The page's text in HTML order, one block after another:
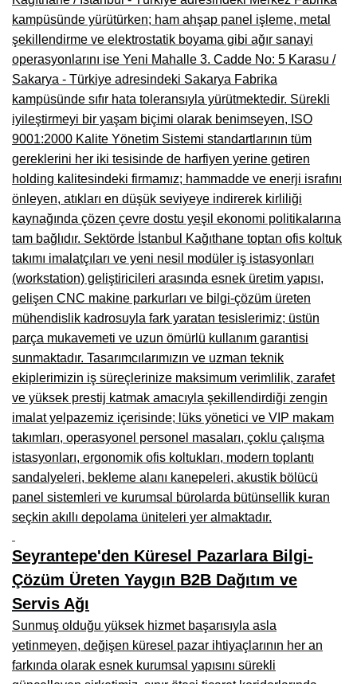
Çanakkale Mobilyacılar, Mobilya Fabrikaları, Mağazaları
Karabağlar Mobilyacıları, Mobilya İmalatçıları, Firmaları
Aydın Mobilya Mağazaları, Firmaları, Dekorasyon Firmaları
Bilecik Mobilyacılar, Mobilya İmalatçıları, Mağazaları
Çorum Mobilyacılar, Mobilya Mağazaları, İmalatçıları
Denizli Mobilyacılar, Mobilya Üreticileri, Mağazaları
Adıyaman Mobilyacılar, Mobilya İmalatçıları, Mağazaları
Ağrı Mobilyacılar, Mobilya İmalatçıları, Mağazaları
Edirne Mobilyacilar, Mobilya İmalatçıları, Mağazaları
Erzincan Mobilyacılar, Mobilya İmalatçıları, Mağazaları
Yozgat Mobilya Mağazaları, İmalatçıları, Mobilyacıları
Kars Mobilya İmalatçıları, Mağazaları, Mobilyacılar
Kırşehir Mobilya İmalatçıları, Firmaları, Mobilyacılar
Kütahya Mobilya İmalatçıları, Mağazaları, Mobilyacılar
Malatya Mobilyacılar, Mağazaları, İmalatçıları, Fabrikaları
Sinop Mobilya İmalatçıları, Mağazaları, Mobilyacılar
Tekirdağ Mobilyacılar, Mobilya İmalatçıları, Mağazaları
Muş Mobilya İmalatçıları, Mağazaları, Mobilyacılar
Nevşehir Mobilyacılar, Mobilya İmalatçıları, Mağazaları
Ordu Mobilya Mağazaları, İmalatçıları, Mobilyacılar
Rize Mobilyacılar, Mobilya İmalatçıları, Mağazaları
Sivas Mobilya Fabrikaları, Üreticileri, Mağazaları
kampüsünde yürütürken; ham ahşap panel işleme, metal
şekillendirme ve elektrostatik boyama gibi ağır sanayi
operasyonlarını ise Yeni Mahalle 3. Cadde No: 5 Karasu /
Sakarya - Türkiye adresindeki Sakarya Fabrika
kampüsünde sıfır hata toleransıyla yürütmektedir. Sürekli
iyileştirmeyi bir yaşam biçimi olarak benimseyen, ISO
9001:2000 Kalite Yönetim Sistemi standartlarının tüm
gereklerini her iki tesisinde de harfiyen yerine getiren
holding kalitesindeki firmamız; hammadde ve enerji israfını
önleyen, atıkları en düşük seviyeye indirerek kirliliği
kaynağında çözen çevre dostu yeşil ekonomi politikalarına
tam bağlıdır. Sektörde İstanbul Kağıthane toptan ofis koltuk
takımı imalatçıları ve yeni nesil modüler iş istasyonları
(workstation) geliştiricileri arasında esnek üretim yapısı,
gelişen CNC makine parkurları ve bilgi-çözüm üreten
mühendislik kadrosuyla fark yaratan tesislerimiz; üstün
parça mukavemeti ve uzun ömürlü kullanım garantisi
sunmaktadır. Tasarımcılarımızın ve uzman teknik
ekiplerimizin iş süreçlerinize maksimum verimlilik, zarafet
ve yüksek prestij katmak amacıyla şekillendirdiği zengin
imalat yelpazemiz içerisinde; lüks yönetici ve VIP makam
takımları, operasyonel personel masaları, çoklu çalışma
istasyonları, ergonomik ofis koltukları, modern toplantı
sandalyeleri, bekleme alanı kanepeleri, akustik bölücü
panel sistemleri ve kurumsal bürolarda bütünsellik kuran
seçkin akıllı depolama üniteleri yer almaktadır.
Seyrantepe'den Küresel Pazarlara Bilgi-
Çözüm Üreten Yaygın B2B Dağıtım ve
Servis Ağı
Sunmuş olduğu yüksek hizmet başarısıyla asla
yetinmeyen, değişen küresel pazar ihtiyaçlarının her an
farkında olarak esnek kurumsal yapısını sürekli